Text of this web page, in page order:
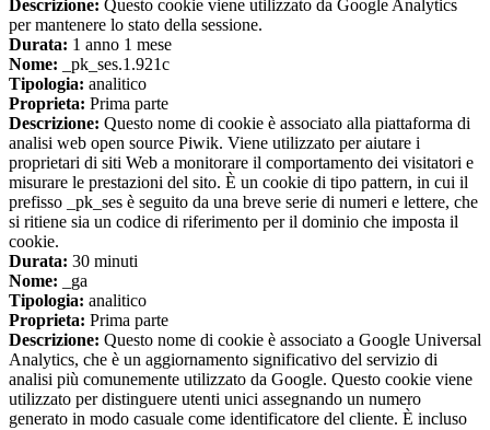
Descrizione: Questo cookie viene utilizzato da Google Analytics
per mantenere lo stato della sessione.
Durata: 1 anno 1 mese
Nome: _pk_ses.1.921c
Tipologia: analitico
Proprieta: Prima parte
Descrizione: Questo nome di cookie è associato alla piattaforma di
analisi web open source Piwik. Viene utilizzato per aiutare i
proprietari di siti Web a monitorare il comportamento dei visitatori e
misurare le prestazioni del sito. È un cookie di tipo pattern, in cui il
prefisso _pk_ses è seguito da una breve serie di numeri e lettere, che
si ritiene sia un codice di riferimento per il dominio che imposta il
cookie.
Durata: 30 minuti
Nome: _ga
Tipologia: analitico
Proprieta: Prima parte
Descrizione: Questo nome di cookie è associato a Google Universal
Analytics, che è un aggiornamento significativo del servizio di
analisi più comunemente utilizzato da Google. Questo cookie viene
utilizzato per distinguere utenti unici assegnando un numero
generato in modo casuale come identificatore del cliente. È incluso